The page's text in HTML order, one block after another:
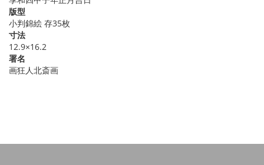
版型
小判錦絵 存35枚
寸法
12.9×16.2
署名
画狂人北斎画